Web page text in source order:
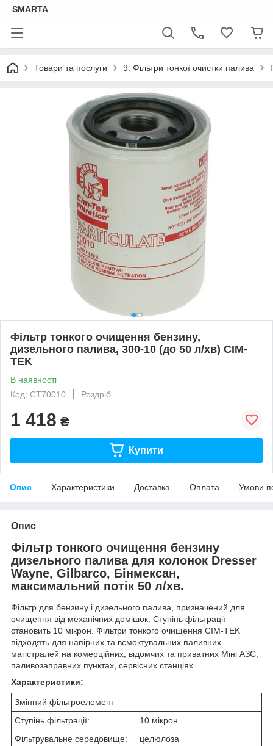
SMARTA
Товари та послуги 9. Фільтри тонкої очистки палива
Фільтр тонкого очищення бензину,
дизельного палива, 300-10 (до 50 л/хв) CIM-
TEK
В наявності
Код: CT70010
Роздріб
1 418 ₴
Купити
Опис Характеристики Доставка Оплата Умови
Опис
Фільтр тонкого очищення бензину
дизельного палива для колонок Dresser
Wayne, Gilbarco, Бінмексан,
максимальний потік 50 л/хв.
Фільтр для бензину і дизельного палива, призначений для
очищення від механічних домішок. Ступінь фільтрації
становить 10 мікрон. Фільтри тонкого очищення CIM-TEK
підходять для напірних та всмоктувальних паливних
магістралей на комерційних, відомчих та приватних Міні АЗС,
паливозаправних пунктах, сервісних станціях.
Характеристики:
Змінний фільтроелемент
Ступінь фільтрації:
10 мікрон
Фільтрувальне середовище:
целюлоза